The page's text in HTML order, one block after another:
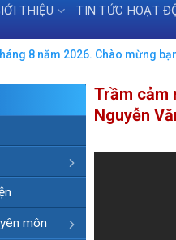
THIỆU TIN TỨC HOẠT
8 năm 2026. Chào mừng
môn
Trầm cảm
Nguyễn